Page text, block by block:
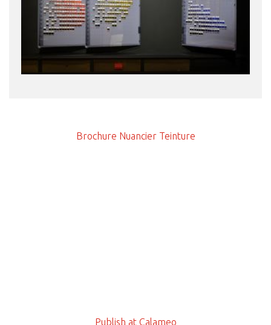
Brochure Nuancier Teinture
Publish at Calameo